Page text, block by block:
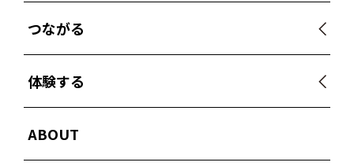
つながる
体験する
ABOUT